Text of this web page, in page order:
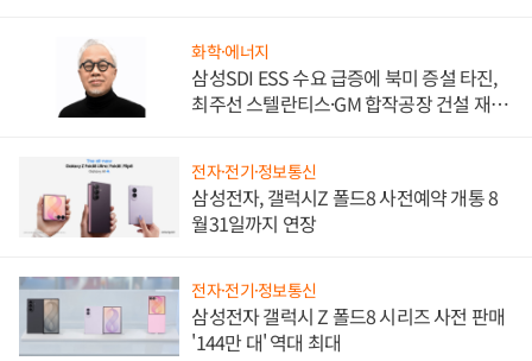
화학·에너지
삼성SDI ESS 수요 급증에 북미 증설 타진,
최주선 스텔란티스·GM 합작공장 건설 재추
전자·전기·정보통신
삼성전자, 갤럭시Z 폴드8 사전예약 개통 8
월31일까지 연장
전자·전기·정보통신
삼성전자 갤럭시 Z 폴드8 시리즈 사전 판매
'144만 대' 역대 최대